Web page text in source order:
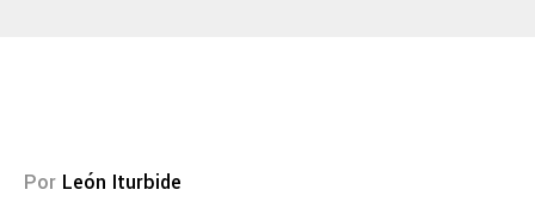
Por León Iturbide